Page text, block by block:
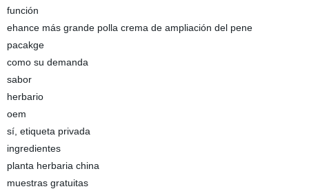
función
ehance más grande polla crema de ampliación del pene
pacakge
como su demanda
sabor
herbario
oem
sí, etiqueta privada
ingredientes
planta herbaria china
muestras gratuitas